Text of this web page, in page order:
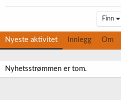
Finn
Nyeste aktivitet Innlegg Om
Nyhetsstrømmen er tom.